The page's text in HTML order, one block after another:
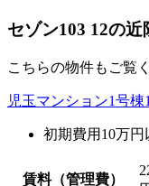
セゾン103 12の
こちらの物件もご覧
児玉マンション1号棟
初期費用10万円
賃料（管理費）